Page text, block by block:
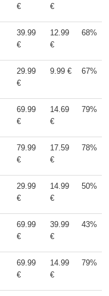
€
€
39.99
€
12.99
€
68%
29.99
€
9.99 € 67%
69.99
€
14.69
€
79%
79.99
€
17.59
€
78%
29.99
€
14.99
€
50%
69.99
€
39.99
€
43%
69.99
€
14.99
€
79%